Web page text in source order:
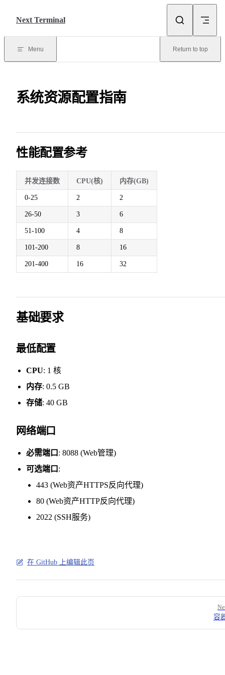
Next Terminal
Menu Return to top
系统资源配置指南
性能配置参考
并发连接数 CPU(核) 内存(GB)
0-25 2 2
26-50 3 6
51-100 4 8
101-200 8 16
201-400 16 32
基础要求
最低配置
CPU: 1 核
内存: 0.5 GB
存储: 40 GB
网络端口
必需端口 : 8088 (Web管理)
可选端口 :
443 (Web资产HTTPS反向代理)
80 (Web资产HTTP反向代理)
2022 (SSH服务)
在 GitHub 上编辑此页
Pager
容